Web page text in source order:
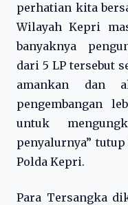
perhatian kita
Wilayah Kepri
banyaknya
dari 5 LP tersebut
amankan dan
pengembangan
untuk
penyalurnya”
Polda Kepri.
Para Tersangka